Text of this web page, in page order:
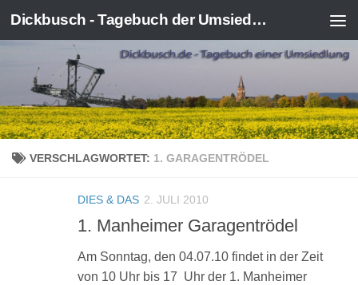
Zum Inhalt springen Dickbusch - Tagebuch der Umsiedlung von Kerpen-Manheim
VERSCHLAGWORTET: 1. GARAGENTRÖDEL
DIES & DAS 2. JULI 2010
1. Manheimer Garagentrödel
Am Sonntag, den 04.07.10 findet in der Zeit
von 10 Uhr bis 17 Uhr der 1. Manheimer